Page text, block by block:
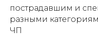
пострадавшим и
разными
ЧП